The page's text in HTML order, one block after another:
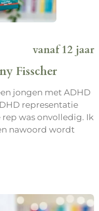
vanaf 12 jaar
Fisscher
jongen met ADHD
representatie
was onvolledig. Ik
nawoord wordt